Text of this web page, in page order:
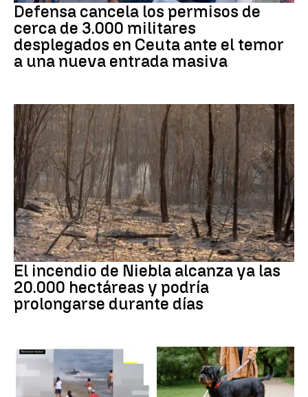
Defensa cancela los permisos de
cerca de 3.000 militares
desplegados en Ceuta ante el temor
a una nueva entrada masiva
Andalucía
El incendio de Niebla alcanza ya las
20.000 hectáreas y podría
prolongarse durante días